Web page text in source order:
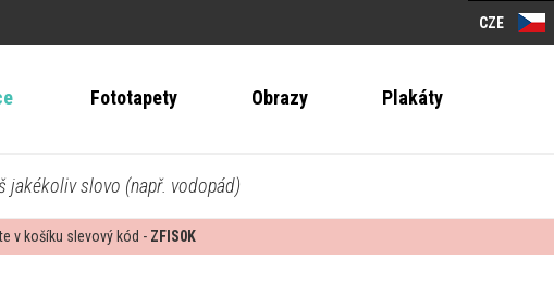
CZE
Fototapety Obrazy Plakáty
jakékoliv slovo (např. vodopád)
v košíku slevový kód - ZFIS0K